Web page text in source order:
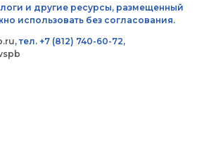
и другие ресурсы, размещенный
использовать без согласования.
, тел. +7 (812) 740-60-72,